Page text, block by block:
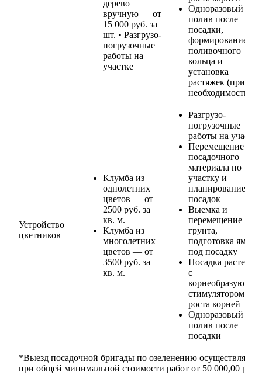
дерево
вручную — от
15 000 руб. за
шт. • Разгрузо-
погрузочные
работы на
участке
Одноразовый
полив после
посадки,
формирование
поливочного
кольца и
установка
растяжек (при
необходимости)
Устройство
цветников
Клумба из
однолетних
цветов — от
2500 руб. за
кв. м.
Клумба из
многолетних
цветов — от
3500 руб. за
кв. м.
Разгрузо-
погрузочные
работы на участке
Перемещение
посадочного
материала по
участку и
планирование
посадок
Выемка и
перемещение
грунта,
подготовка ямы
под посадку
Посадка растений
с
корнеобразующим
стимулятором
роста корней
Одноразовый
полив после
посадки
*Выезд посадочной бригады по озеленению осуществляется
при общей минимальной стоимости работ от 50 000,00 руб.